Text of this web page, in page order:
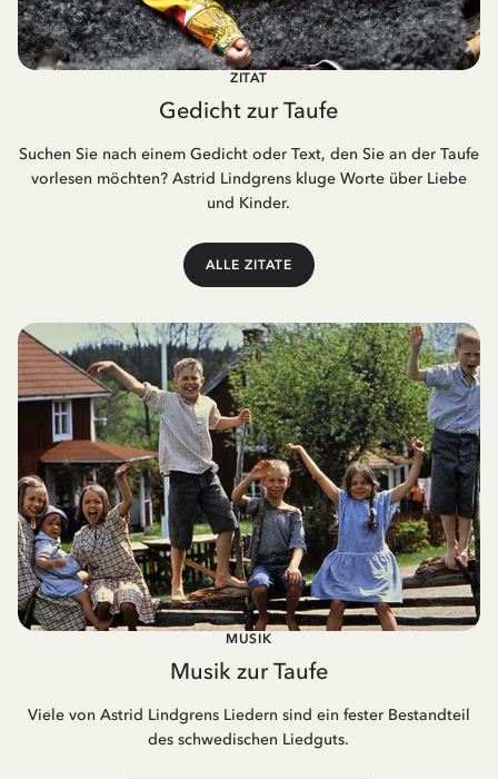
ZITAT
Gedicht zur Taufe
Suchen Sie nach einem Gedicht oder Text, den Sie an der Taufe
vorlesen möchten? Astrid Lindgrens kluge Worte über Liebe
und Kinder.
ALLE ZITATE
MUSIK
Musik zur Taufe
Viele von Astrid Lindgrens Liedern sind ein fester Bestandteil
des schwedischen Liedguts.